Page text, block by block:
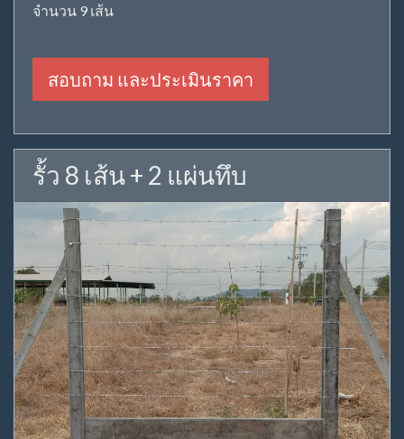
จำนวน 9 เส้น
สอบถาม และประเมินราคา
รั้ว 8 เส้น + 2 แผ่นทึบ